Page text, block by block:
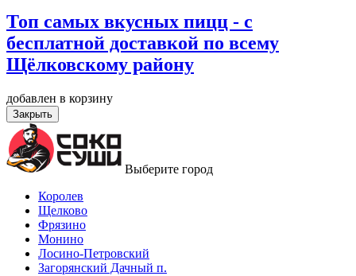
Топ самых вкусных пицц - с
бесплатной доставкой по всему
Щёлковскому району
добавлен в корзину
Закрыть
Выберите город
Королев
Щелково
Фрязино
Монино
Лосино-Петровский
Загорянский Дачный п.